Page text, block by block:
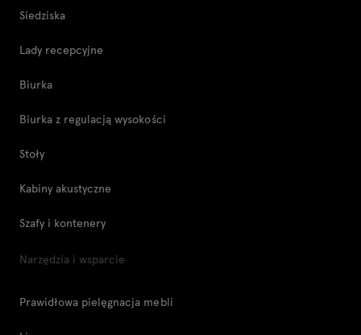
Siedziska
Lady recepcyjne
Biurka
Biurka z regulacją wysokości
Stoły
Kabiny akustyczne
Szafy i kontenery
Narzędzia i wsparcie
Prawidłowa pielęgnacja mebli